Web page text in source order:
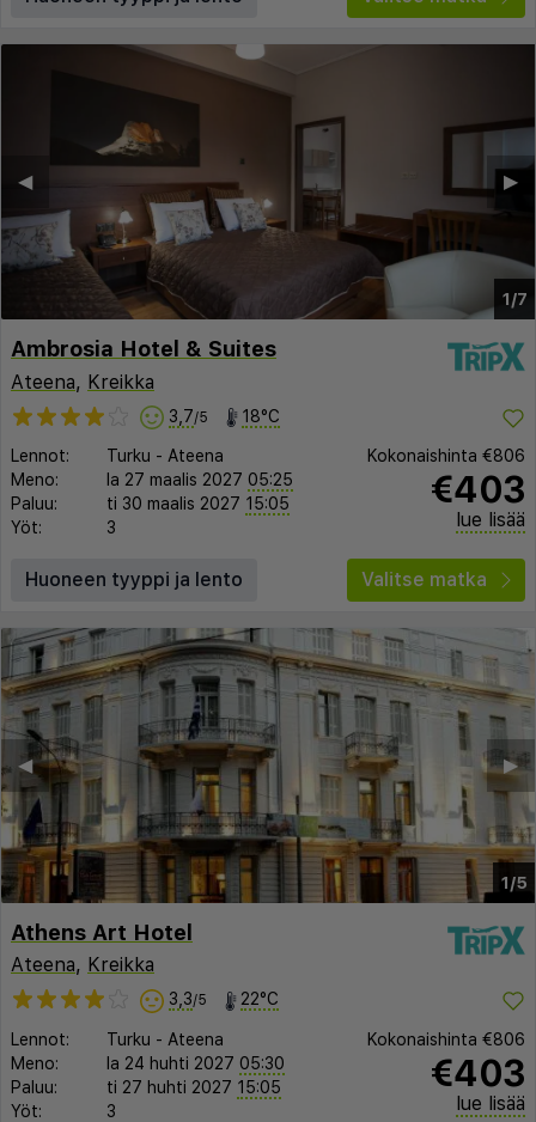
1/7
▶︎
◀︎
Ambrosia Hotel & Suites
Ateena, Kreikka
3,7/5 18°C
Lennot: Turku - Ateena
Meno:
la 27 maalis 2027 05:25
Paluu:
ti 30 maalis 2027 15:05
Yöt:
3
Kokonaishinta €806
€403
lue lisää
Huoneen tyyppi ja lento Valitse matka
1/5
▶︎
◀︎
Athens Art Hotel
Ateena, Kreikka
3,3/5 22°C
Lennot: Turku - Ateena
Meno:
la 24 huhti 2027 05:30
Paluu:
ti 27 huhti 2027 15:05
Yöt:
3
Kokonaishinta €806
€403
lue lisää